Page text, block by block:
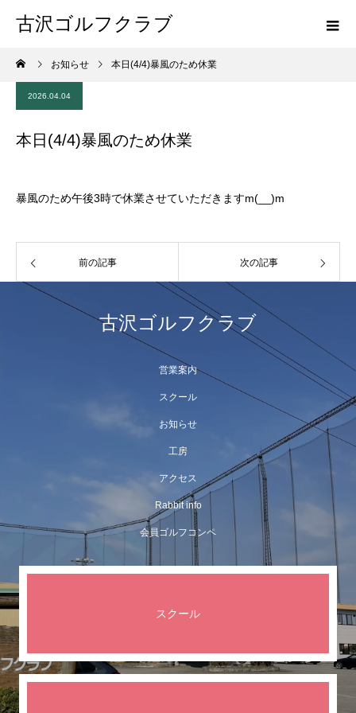
古沢ゴルフクラブ
お知らせ 本日(4/4)暴風のため休業
2026.04.04
本日(4/4)暴風のため休業
暴風のため午後3時で休業させていただきますm(__)m
前の記事 次の記事
古沢ゴルフクラブ
営業案内
スクール
お知らせ
工房
アクセス
Rabbit info
会員ゴルフコンペ
スクール